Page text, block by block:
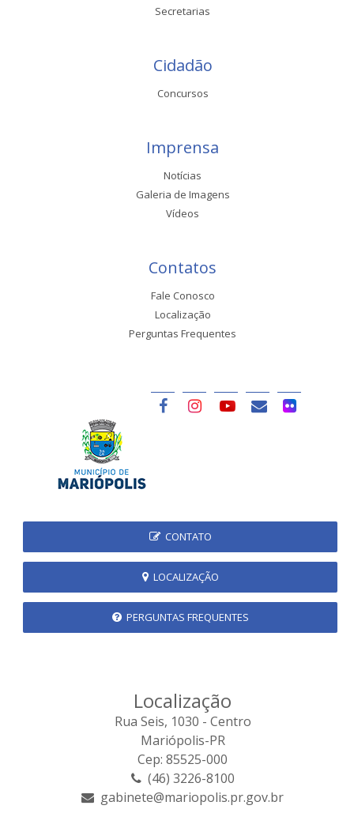
Secretarias
Cidadão
Concursos
Imprensa
Notícias
Galeria de Imagens
Vídeos
Contatos
Fale Conosco
Localização
Perguntas Frequentes
CONTATO
LOCALIZAÇÃO
PERGUNTAS FREQUENTES
Localização
Rua Seis, 1030 - Centro
Mariópolis-PR
Cep: 85525-000
(46) 3226-8100
gabinete@mariopolis.pr.gov.br